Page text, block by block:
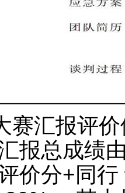
赛汇报评
报总成绩
价分+同